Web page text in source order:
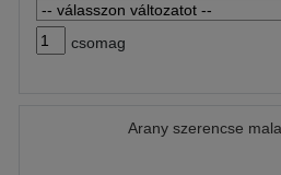
csomag
Arany szerencse